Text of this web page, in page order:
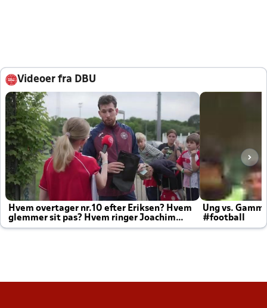
Videoer fra DBU
Hvem overtager nr.10 efter Eriksen? Hvem
glemmer sit pas? Hvem ringer Joachim
altid til efter kampe?
Ung vs.
#football